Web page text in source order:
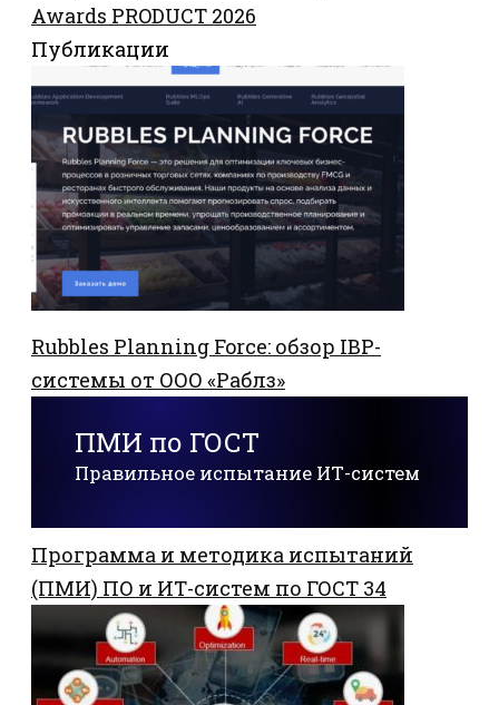
Awards PRODUCT 2026
Публикации
Rubbles Planning Force: обзор IBP-
системы от ООО «Раблз»
ПМИ по ГОСТ
Правильное испытание ИТ-систем
Программа и методика испытаний
(ПМИ) ПО и ИТ-систем по ГОСТ 34